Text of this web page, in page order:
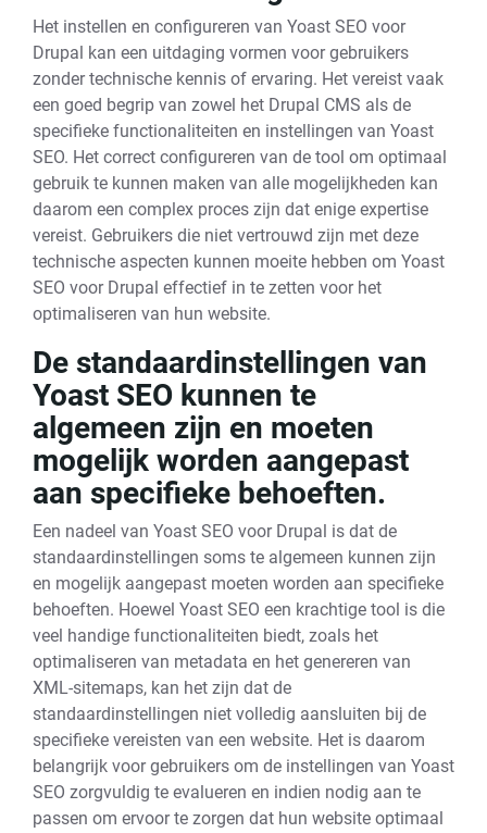
Het instellen en configureren van Yoast SEO voor
Drupal kan een uitdaging vormen voor gebruikers
zonder technische kennis of ervaring. Het vereist vaak
een goed begrip van zowel het Drupal CMS als de
specifieke functionaliteiten en instellingen van Yoast
SEO. Het correct configureren van de tool om optimaal
gebruik te kunnen maken van alle mogelijkheden kan
daarom een complex proces zijn dat enige expertise
vereist. Gebruikers die niet vertrouwd zijn met deze
technische aspecten kunnen moeite hebben om Yoast
SEO voor Drupal effectief in te zetten voor het
optimaliseren van hun website.
De standaardinstellingen van
Yoast SEO kunnen te
algemeen zijn en moeten
mogelijk worden aangepast
aan specifieke behoeften.
Een nadeel van Yoast SEO voor Drupal is dat de
standaardinstellingen soms te algemeen kunnen zijn
en mogelijk aangepast moeten worden aan specifieke
behoeften. Hoewel Yoast SEO een krachtige tool is die
veel handige functionaliteiten biedt, zoals het
optimaliseren van metadata en het genereren van
XML-sitemaps, kan het zijn dat de
standaardinstellingen niet volledig aansluiten bij de
specifieke vereisten van een website. Het is daarom
belangrijk voor gebruikers om de instellingen van Yoast
SEO zorgvuldig te evalueren en indien nodig aan te
passen om ervoor te zorgen dat hun website optimaal